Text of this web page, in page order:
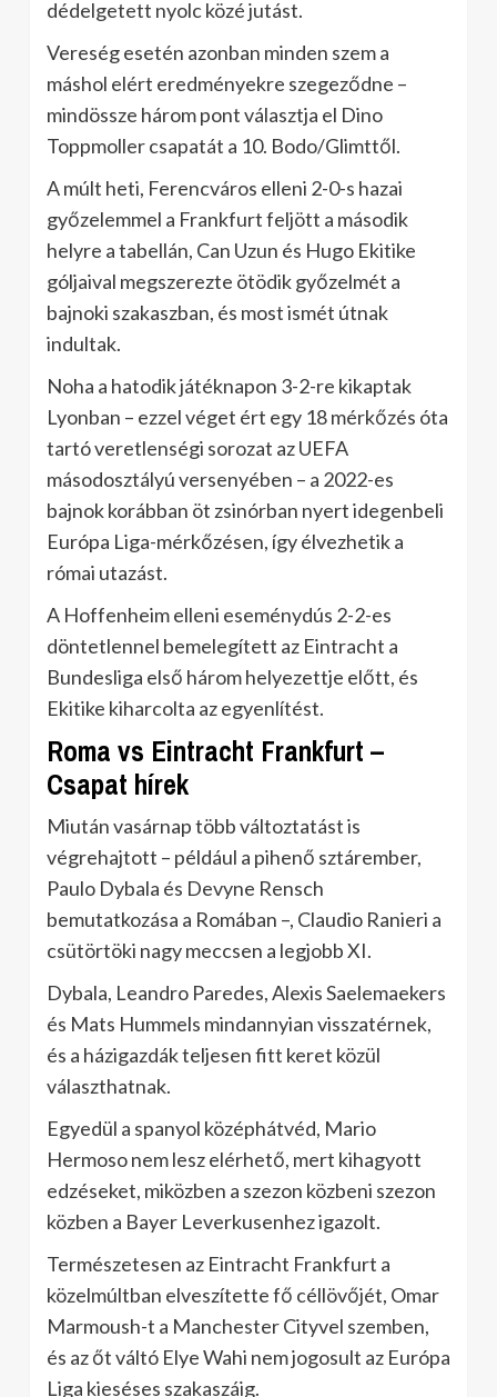
dédelgetett nyolc közé jutást.
Vereség esetén azonban minden szem a
máshol elért eredményekre szegeződne –
mindössze három pont választja el Dino
Toppmoller csapatát a 10. Bodo/Glimttől.
A múlt heti, Ferencváros elleni 2-0-s hazai
győzelemmel a Frankfurt feljött a második
helyre a tabellán, Can Uzun és Hugo Ekitike
góljaival megszerezte ötödik győzelmét a
bajnoki szakaszban, és most ismét útnak
indultak.
Noha a hatodik játéknapon 3-2-re kikaptak
Lyonban – ezzel véget ért egy 18 mérkőzés óta
tartó veretlenségi sorozat az UEFA
másodosztályú versenyében – a 2022-es
bajnok korábban öt zsinórban nyert idegenbeli
Európa Liga-mérkőzésen, így élvezhetik a
római utazást.
A Hoffenheim elleni eseménydús 2-2-es
döntetlennel bemelegített az Eintracht a
Bundesliga első három helyezettje előtt, és
Ekitike kiharcolta az egyenlítést.
Roma vs Eintracht Frankfurt –
Csapat hírek
Miután vasárnap több változtatást is
végrehajtott – például a pihenő sztárember,
Paulo Dybala és Devyne Rensch
bemutatkozása a Romában –, Claudio Ranieri a
csütörtöki nagy meccsen a legjobb XI.
Dybala, Leandro Paredes, Alexis Saelemaekers
és Mats Hummels mindannyian visszatérnek,
és a házigazdák teljesen fitt keret közül
választhatnak.
Egyedül a spanyol középhátvéd, Mario
Hermoso nem lesz elérhető, mert kihagyott
edzéseket, miközben a szezon közbeni szezon
közben a Bayer Leverkusenhez igazolt.
Természetesen az Eintracht Frankfurt a
közelmúltban elveszítette fő céllövőjét, Omar
Marmoush-t a Manchester Cityvel szemben,
és az őt váltó Elye Wahi nem jogosult az Európa
Liga kieséses szakaszáig.